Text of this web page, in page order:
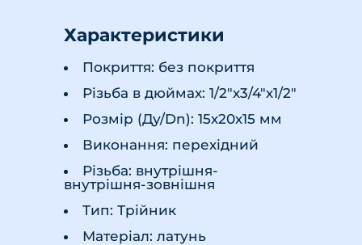
Характеристики
Покриття: без покриття
Різьба в дюймах: 1/2"х3/4"х1/2"
Розмір (Ду/Dn): 15х20х15 мм
Виконання: перехідний
Різьба: внутрішня-
внутрішня-зовнішня
Тип: Трійник
Матеріал: латунь